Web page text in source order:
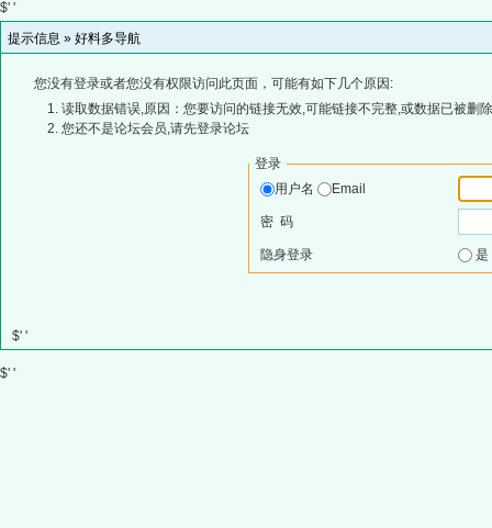
$' '
提示信息 » 好料多导航
您没有登录或者您没有权限访问此页面，可能有如下几个原因:
读取数据错误,原因：您要访问的链接无效,可能链接不完整,或数据已被删
您还不是论坛会员,请先登录论坛
登录
用户名
Email
密 码
隐身登录
$' '
$' '